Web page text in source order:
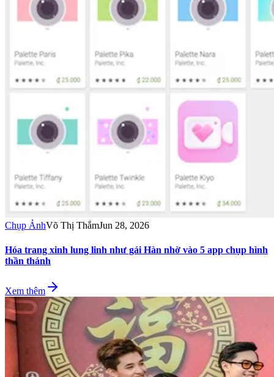
Chụp ẢnhVõ Thị ThắmJun 28, 2026
Hóa trang xinh lung linh như gái Hàn nhờ vào 5 app chụp hình
thần thánh
Xem thêm